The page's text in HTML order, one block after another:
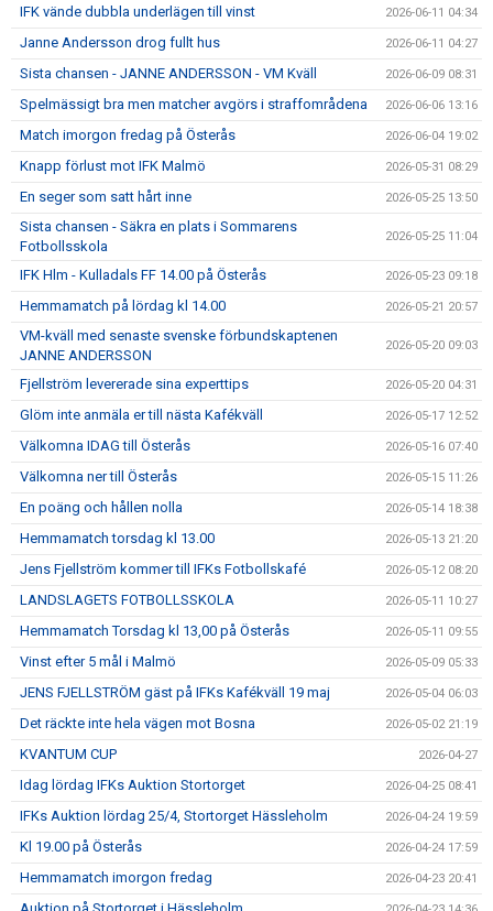
IFK vände dubbla underlägen till vinst 2026-06-11 04:34
Janne Andersson drog fullt hus 2026-06-11 04:27
Sista chansen - JANNE ANDERSSON - VM Kväll 2026-06-09 08:31
Spelmässigt bra men matcher avgörs i straffområdena 2026-06-06 13:16
Match imorgon fredag på Österås 2026-06-04 19:02
Knapp förlust mot IFK Malmö 2026-05-31 08:29
En seger som satt hårt inne 2026-05-25 13:50
Sista chansen - Säkra en plats i Sommarens
Fotbollsskola
2026-05-25 11:04
IFK Hlm - Kulladals FF 14.00 på Österås 2026-05-23 09:18
Hemmamatch på lördag kl 14.00 2026-05-21 20:57
VM-kväll med senaste svenske förbundskaptenen
JANNE ANDERSSON
2026-05-20 09:03
Fjellström levererade sina experttips 2026-05-20 04:31
Glöm inte anmäla er till nästa Kafékväll 2026-05-17 12:52
Välkomna IDAG till Österås 2026-05-16 07:40
Välkomna ner till Österås 2026-05-15 11:26
En poäng och hållen nolla 2026-05-14 18:38
Hemmamatch torsdag kl 13.00 2026-05-13 21:20
Jens Fjellström kommer till IFKs Fotbollskafé 2026-05-12 08:20
LANDSLAGETS FOTBOLLSSKOLA 2026-05-11 10:27
Hemmamatch Torsdag kl 13,00 på Österås 2026-05-11 09:55
Vinst efter 5 mål i Malmö 2026-05-09 05:33
JENS FJELLSTRÖM gäst på IFKs Kafékväll 19 maj 2026-05-04 06:03
Det räckte inte hela vägen mot Bosna 2026-05-02 21:19
KVANTUM CUP 2026-04-27
Idag lördag IFKs Auktion Stortorget 2026-04-25 08:41
IFKs Auktion lördag 25/4, Stortorget Hässleholm 2026-04-24 19:59
Kl 19.00 på Österås 2026-04-24 17:59
Hemmamatch imorgon fredag 2026-04-23 20:41